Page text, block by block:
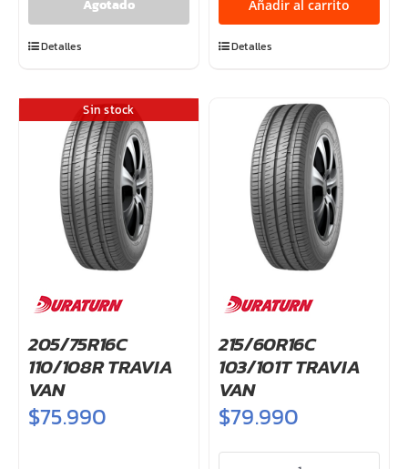
Detalles
cantidad
Añadir al carrito
Detalles
Sin stock
205/75R16C
110/108R TRAVIA
VAN
$75.990
215/60R16C
103/101T TRAVIA
VAN
$79.990